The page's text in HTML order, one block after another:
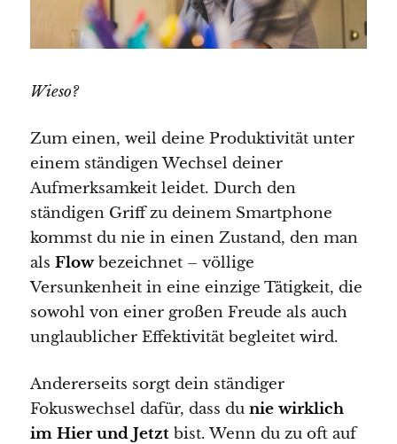
Wieso?
Zum einen, weil deine Produktivität unter
einem ständigen Wechsel deiner
Aufmerksamkeit leidet. Durch den
ständigen Griff zu deinem Smartphone
kommst du nie in einen Zustand, den man
als Flowbezeichnet – völlige
Versunkenheit in eine einzige Tätigkeit, die
sowohl von einer großen Freude als auch
unglaublicher Effektivität begleitet wird.
Andererseits sorgt dein ständiger
Fokuswechsel dafür, dass du nie wirklich
im Hier und Jetztbist. Wenn du zu oft auf